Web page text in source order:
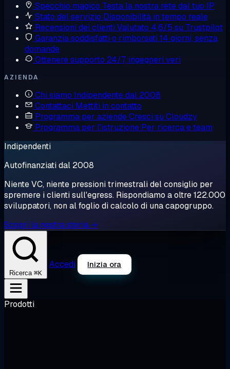
Specchio magico Testa la nostra rete dal tuo IP
Stato del servizio Disponibilità in tempo reale
Recensioni dei clienti Valutato 4,6/5 su Trustpilot
Garanzia soddisfatti o rimborsati 14 giorni, senza
domande
Ottenere supporto 24/7, ingegneri veri
AZIENDA
Chi siamo Indipendente dal 2008
Contattaci Mettiti in contatto
Programma per aziendeCresci su Cloudzy
Programma per l'istruzione Per ricerca e team
Indipendenti
Autofinanziati dal 2008
Niente VC, niente pressioni trimestrali del consiglio per
spremere i clienti sull'egress. Rispondiamo a oltre 122.000
sviluppatori, non al foglio di calcolo di una capogruppo.
Scopri la nostra storia →
Ricerca ⌘K
Accedi Inizia ora
Prodotti